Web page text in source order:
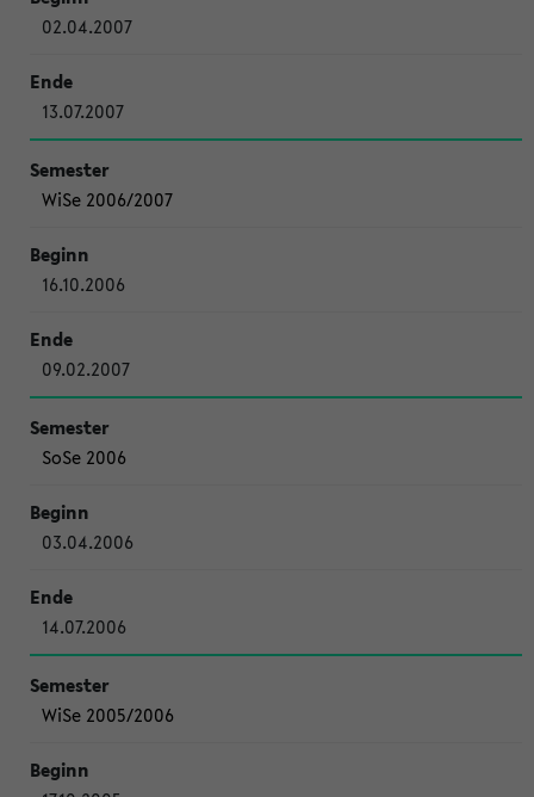
02.04.2007
13.07.2007
WiSe 2006/2007
16.10.2006
09.02.2007
SoSe 2006
03.04.2006
14.07.2006
WiSe 2005/2006